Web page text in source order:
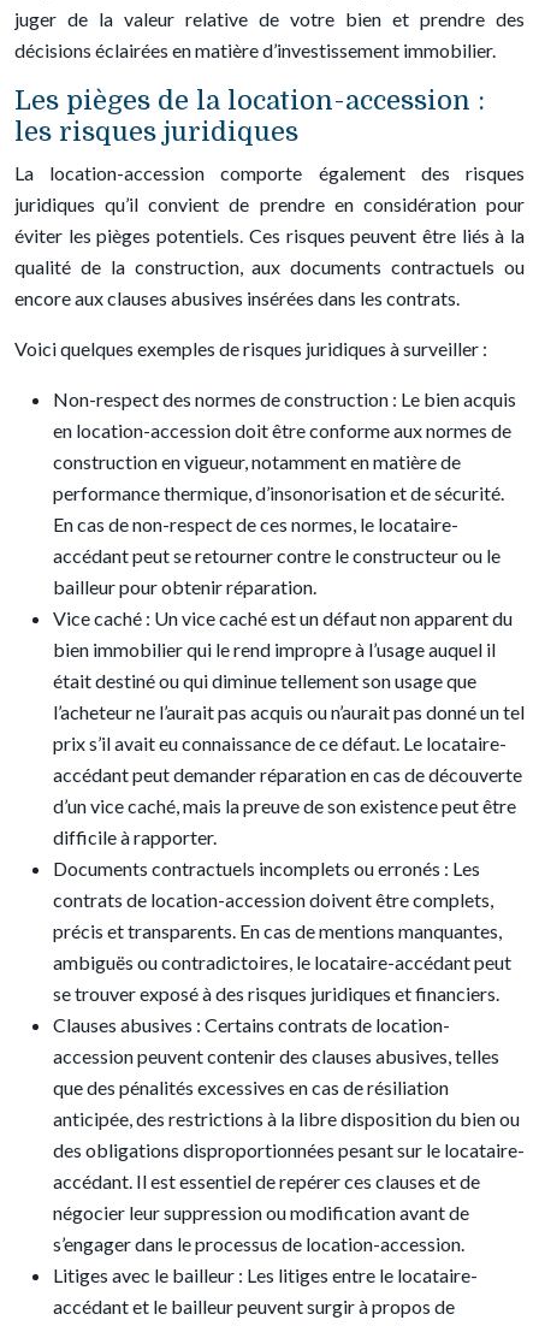
juger de la valeur relative de votre bien et prendre des
décisions éclairées en matière d’investissement immobilier.
Les pièges de la location-accession :
les risques juridiques
La location-accession comporte également des risques
juridiques qu’il convient de prendre en considération pour
éviter les pièges potentiels. Ces risques peuvent être liés à la
qualité de la construction, aux documents contractuels ou
encore aux clauses abusives insérées dans les contrats.
Voici quelques exemples de risques juridiques à surveiller :
Non-respect des normes de construction : Le bien acquis
en location-accession doit être conforme aux normes de
construction en vigueur, notamment en matière de
performance thermique, d’insonorisation et de sécurité.
En cas de non-respect de ces normes, le locataire-
accédant peut se retourner contre le constructeur ou le
bailleur pour obtenir réparation.
Vice caché : Un vice caché est un défaut non apparent du
bien immobilier qui le rend impropre à l’usage auquel il
était destiné ou qui diminue tellement son usage que
l’acheteur ne l’aurait pas acquis ou n’aurait pas donné un tel
prix s’il avait eu connaissance de ce défaut. Le locataire-
accédant peut demander réparation en cas de découverte
d’un vice caché, mais la preuve de son existence peut être
difficile à rapporter.
Documents contractuels incomplets ou erronés : Les
contrats de location-accession doivent être complets,
précis et transparents. En cas de mentions manquantes,
ambiguës ou contradictoires, le locataire-accédant peut
se trouver exposé à des risques juridiques et financiers.
Clauses abusives : Certains contrats de location-
accession peuvent contenir des clauses abusives, telles
que des pénalités excessives en cas de résiliation
anticipée, des restrictions à la libre disposition du bien ou
des obligations disproportionnées pesant sur le locataire-
accédant. Il est essentiel de repérer ces clauses et de
négocier leur suppression ou modification avant de
s’engager dans le processus de location-accession.
Litiges avec le bailleur : Les litiges entre le locataire-
accédant et le bailleur peuvent surgir à propos de